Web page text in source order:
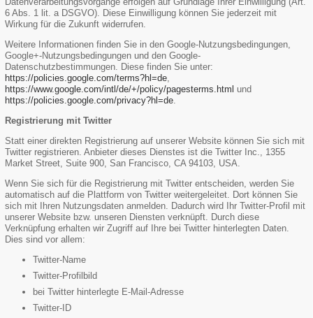
6 Abs. 1 lit. a DSGVO). Diese Einwilligung können Sie jederzeit mit
Wirkung für die Zukunft widerrufen.
Weitere Informationen finden Sie in den Google-Nutzungsbedingungen,
Google+-Nutzungsbedingungen und den Google-
Datenschutzbestimmungen. Diese finden Sie unter:
https://policies.google.com/terms?hl=de,
https://www.google.com/intl/de/+/policy/pagesterms.html und
https://policies.google.com/privacy?hl=de.
Registrierung mit Twitter
Statt einer direkten Registrierung auf unserer Website können Sie sich mit
Twitter registrieren. Anbieter dieses Dienstes ist die Twitter Inc., 1355
Market Street, Suite 900, San Francisco, CA 94103, USA.
Wenn Sie sich für die Registrierung mit Twitter entscheiden, werden Sie
automatisch auf die Plattform von Twitter weitergeleitet. Dort können Sie
sich mit Ihren Nutzungsdaten anmelden. Dadurch wird Ihr Twitter-Profil mit
unserer Website bzw. unseren Diensten verknüpft. Durch diese
Verknüpfung erhalten wir Zugriff auf Ihre bei Twitter hinterlegten Daten.
Dies sind vor allem:
Twitter-Name
Twitter-Profilbild
bei Twitter hinterlegte E-Mail-Adresse
Twitter-ID